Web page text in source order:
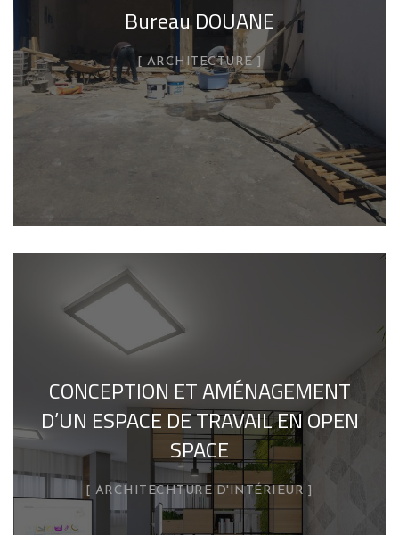
Bureau DOUANE
ARCHITECTURE
CONCEPTION ET AMÉNAGEMENT
D’UN ESPACE DE TRAVAIL EN OPEN
SPACE
ARCHITECHTURE D'INTÉRIEUR